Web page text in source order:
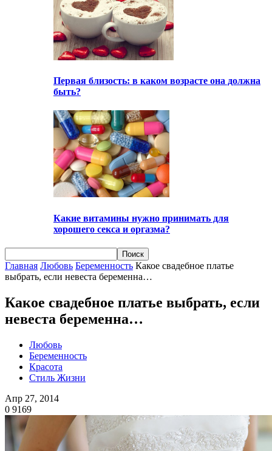
Первая близость: в каком возрасте она должна
быть?
Какие витамины нужно принимать для
хорошего секса и оргазма?
Главная Любовь Беременность Какое свадебное платье
выбрать, если невеста беременна…
Какое свадебное платье выбрать, если
невеста беременна…
Любовь
Беременность
Красота
Стиль Жизни
Апр 27, 2014
0 9169